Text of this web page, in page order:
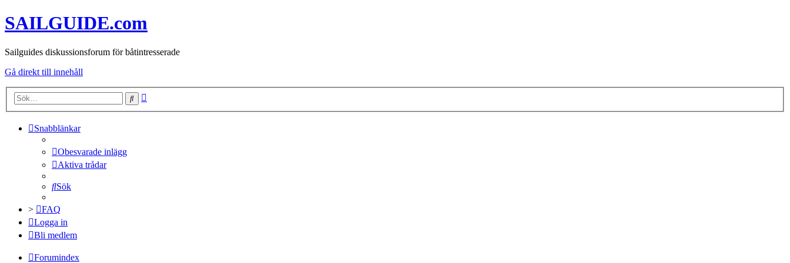
SAILGUIDE.com
Sailguides diskussionsforum för båtintresserade
Gå direkt till innehåll
Sök
Snabblänkar
Obesvarade inlägg
Aktiva trådar
Sök
>
FAQ
Logga in
Bli medlem
Forumindex